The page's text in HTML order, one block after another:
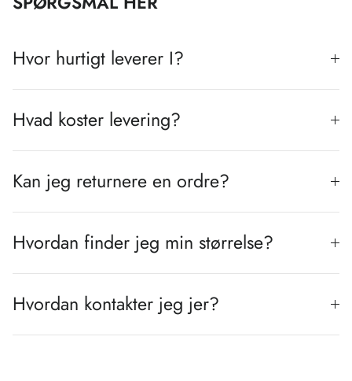
Hvor hurtigt leverer I?
Hvad koster levering?
Kan jeg returnere en ordre?
Hvordan finder jeg min størrelse?
Hvordan kontakter jeg jer?